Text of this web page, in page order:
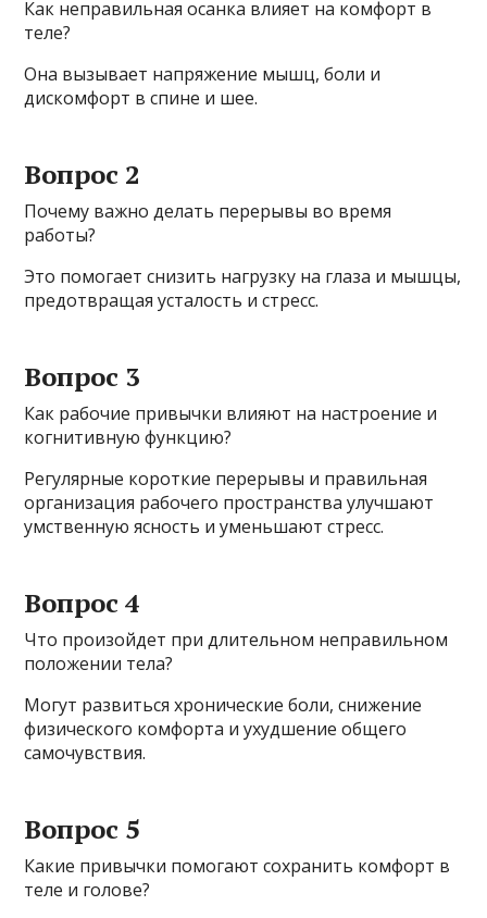
Как неправильная осанка влияет на комфорт в
теле?
Она вызывает напряжение мышц, боли и
дискомфорт в спине и шее.
Вопрос 2
Почему важно делать перерывы во время
работы?
Это помогает снизить нагрузку на глаза и мышцы,
предотвращая усталость и стресс.
Вопрос 3
Как рабочие привычки влияют на настроение и
когнитивную функцию?
Регулярные короткие перерывы и правильная
организация рабочего пространства улучшают
умственную ясность и уменьшают стресс.
Вопрос 4
Что произойдет при длительном неправильном
положении тела?
Могут развиться хронические боли, снижение
физического комфорта и ухудшение общего
самочувствия.
Вопрос 5
Какие привычки помогают сохранить комфорт в
теле и голове?